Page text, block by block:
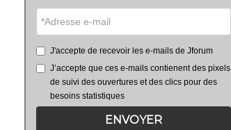
J'accepte de recevoir les e-mails de Jforum
J’accepte que ces e-mails contienent des pixels
de suivi des ouvertures et des clics pour des
besoins statistiques
ENVOYER